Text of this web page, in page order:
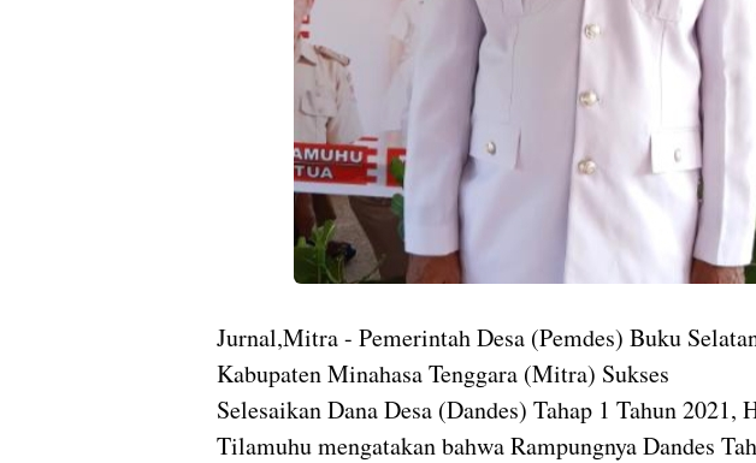
Jurnal,Mitra - Pemerintah Desa (Pemdes) Buku
Kabupaten Minahasa Tenggara (Mitra) Sukses
Selesaikan Dana Desa (Dandes) Tahap 1 Tahun 2021,
Tilamuhu mengatakan bahwa Rampungnya Dandes